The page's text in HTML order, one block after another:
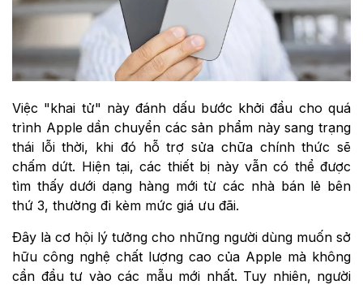
Việc "khai tử" này đánh dấu bước khởi đầu cho quá
trình Apple dần chuyển các sản phẩm này sang trạng
thái lỗi thời, khi đó hỗ trợ sửa chữa chính thức sẽ
chấm dứt. Hiện tại, các thiết bị này vẫn có thể được
tìm thấy dưới dạng hàng mới từ các nhà bán lẻ bên
thứ 3, thường đi kèm mức giá ưu đãi.
Đây là cơ hội lý tưởng cho những người dùng muốn sở
hữu công nghệ chất lượng cao của Apple mà không
cần đầu tư vào các mẫu mới nhất. Tuy nhiên, người